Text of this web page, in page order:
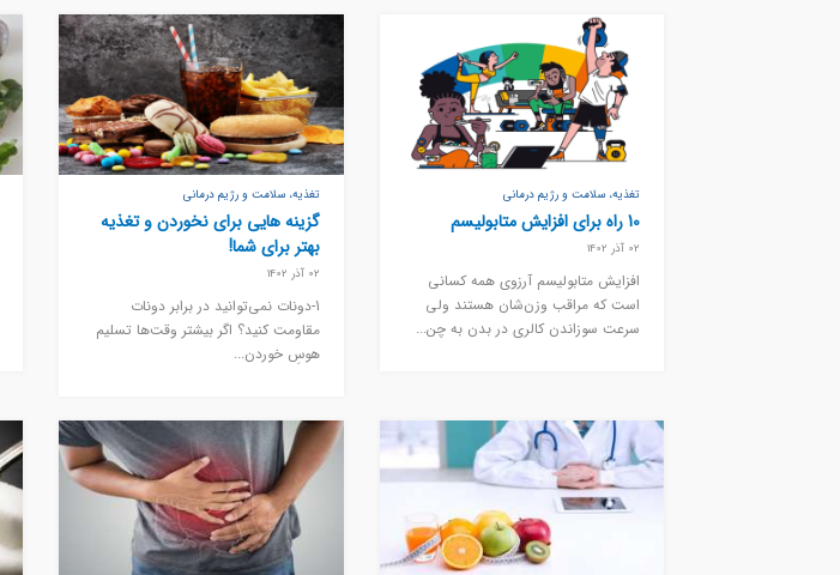
تغذیه، سلامت و رژیم درمانی
10 راه برای افزایش متابولیسم
02 آذر 1402
افزایش متابولیسم آرزوی همه کسانی
است که مراقب وزن‌شان هستند ولی
سرعت سوزاندن کالری در بدن به چن...
تغذیه، سلامت و رژیم درمانی
گزینه هایی برای نخوردن و تغذیه
بهتر برای شما!
02 آذر 1402
1-دونات نمی‌توانید در برابر دونات
مقاومت کنید؟ اگر بیشتر وقت‌ها تسلیم
هوس‌ِ خوردن...